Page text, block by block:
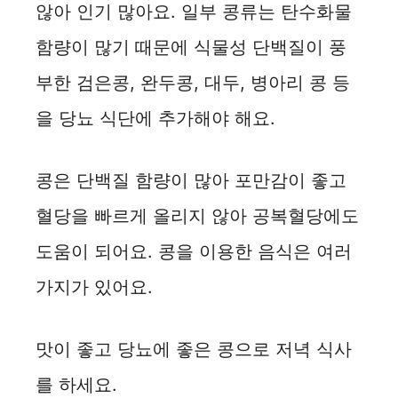
않아 인기 많아요. 일부 콩류는 탄수화물
함량이 많기 때문에 식물성 단백질이 풍
부한 검은콩, 완두콩, 대두, 병아리 콩 등
을 당뇨 식단에 추가해야 해요.
콩은 단백질 함량이 많아 포만감이 좋고
혈당을 빠르게 올리지 않아 공복혈당에도
도움이 되어요. 콩을 이용한 음식은 여러
가지가 있어요.
맛이 좋고 당뇨에 좋은 콩으로 저녁 식사
를 하세요.